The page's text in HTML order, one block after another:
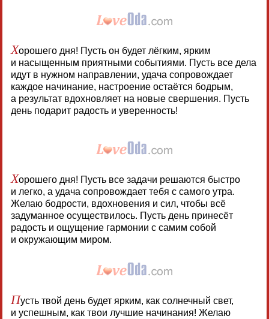
Хорошего дня! Пусть он будет лёгким, ярким
и насыщенным приятными событиями. Пусть все дела
идут в нужном направлении, удача сопровождает
каждое начинание, настроение остаётся бодрым,
а результат вдохновляет на новые свершения. Пусть
день подарит радость и уверенность!
Хорошего дня! Пусть все задачи решаются быстро
и легко, а удача сопровождает тебя с самого утра.
Желаю бодрости, вдохновения и сил, чтобы всё
задуманное осуществилось. Пусть день принесёт
радость и ощущение гармонии с самим собой
и окружающим миром.
Пусть твой день будет ярким, как солнечный свет,
и успешным, как твои лучшие начинания! Желаю